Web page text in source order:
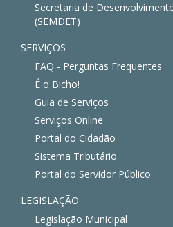
Secretaria de
(SEMDET)
SERVIÇOS
FAQ - Perguntas Frequentes
É o Bicho!
Guia de Serviços
Serviços Online
Portal do Cidadão
Sistema Tributário
Portal do Servidor Público
LEGISLAÇÃO
Legislação Municipal